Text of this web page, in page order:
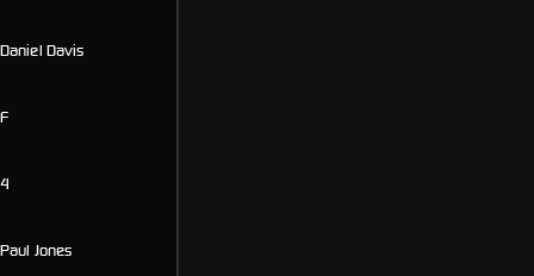
Daniel Davis
F
4
Paul Jones